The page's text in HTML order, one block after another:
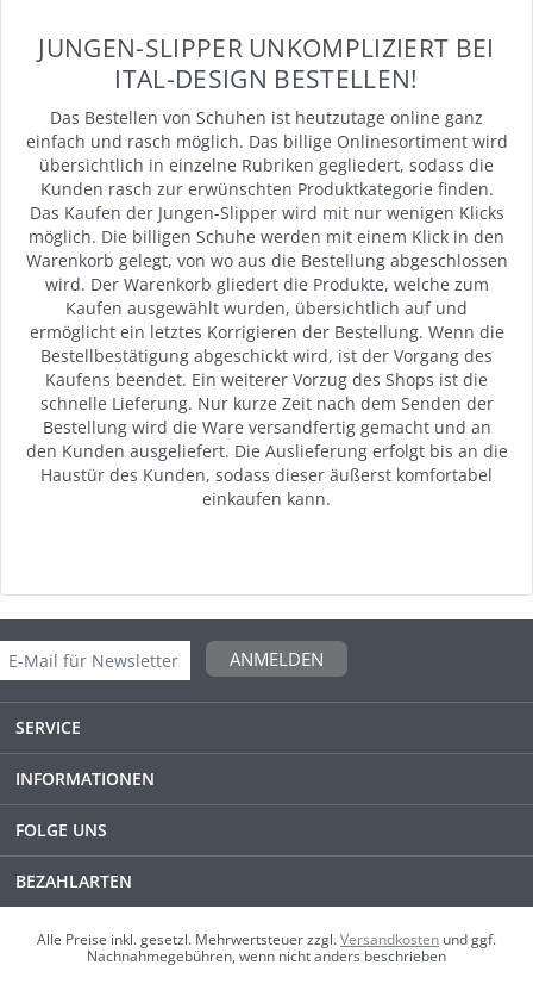
JUNGEN-SLIPPER UNKOMPLIZIERT BEI
ITAL-DESIGN BESTELLEN!
Das Bestellen von Schuhen ist heutzutage online ganz
einfach und rasch möglich. Das billige Onlinesortiment wird
übersichtlich in einzelne Rubriken gegliedert, sodass die
Kunden rasch zur erwünschten Produktkategorie finden.
Das Kaufen der Jungen-Slipper wird mit nur wenigen Klicks
möglich. Die billigen Schuhe werden mit einem Klick in den
Warenkorb gelegt, von wo aus die Bestellung abgeschlossen
wird. Der Warenkorb gliedert die Produkte, welche zum
Kaufen ausgewählt wurden, übersichtlich auf und
ermöglicht ein letztes Korrigieren der Bestellung. Wenn die
Bestellbestätigung abgeschickt wird, ist der Vorgang des
Kaufens beendet. Ein weiterer Vorzug des Shops ist die
schnelle Lieferung. Nur kurze Zeit nach dem Senden der
Bestellung wird die Ware versandfertig gemacht und an
den Kunden ausgeliefert. Die Auslieferung erfolgt bis an die
Haustür des Kunden, sodass dieser äußerst komfortabel
einkaufen kann.
ANMELDEN
SERVICE
INFORMATIONEN
FOLGE UNS
BEZAHLARTEN
Alle Preise inkl. gesetzl. Mehrwertsteuer zzgl.Versandkosten und ggf.
Nachnahmegebühren, wenn nicht anders beschrieben